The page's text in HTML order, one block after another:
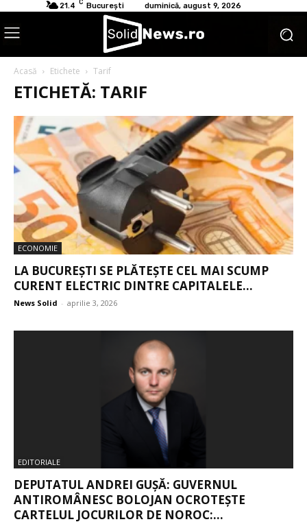
21.4 C București duminică, august 9, 2026
Acasă Etichete Tarif
ETICHETĂ: TARIF
ECONOMIE
LA BUCUREȘTI SE PLĂTEȘTE CEL MAI SCUMP
CURENT ELECTRIC DINTRE CAPITALELE...
News Solid - aprilie 3, 2026
EDITORIALE
DEPUTATUL ANDREI GUȘĂ: GUVERNUL
ANTIROMÂNESC BOLOJAN OCROTEȘTE
CARTELUL JOCURILOR DE NOROC:...